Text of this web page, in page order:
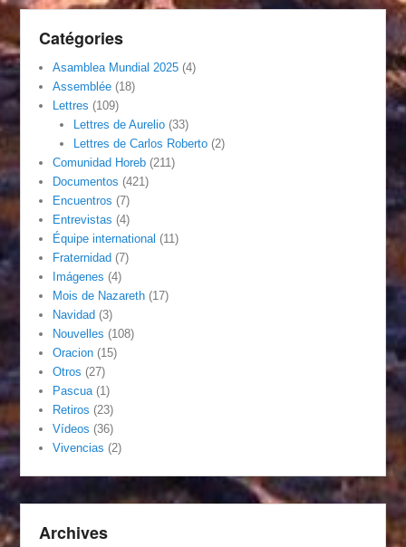
Catégories
Asamblea Mundial 2025 (4)
Assemblée (18)
Lettres (109)
Lettres de Aurelio(33)
Lettres de Carlos Roberto(2)
Comunidad Horeb (211)
Documentos (421)
Encuentros (7)
Entrevistas (4)
Équipe international (11)
Fraternidad (7)
Imágenes (4)
Mois de Nazareth (17)
Navidad (3)
Nouvelles (108)
Oracion (15)
Otros (27)
Pascua (1)
Retiros (23)
Vídeos (36)
Vivencias (2)
Archives